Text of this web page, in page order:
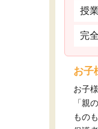
授
完
お子
お子
「親
もの